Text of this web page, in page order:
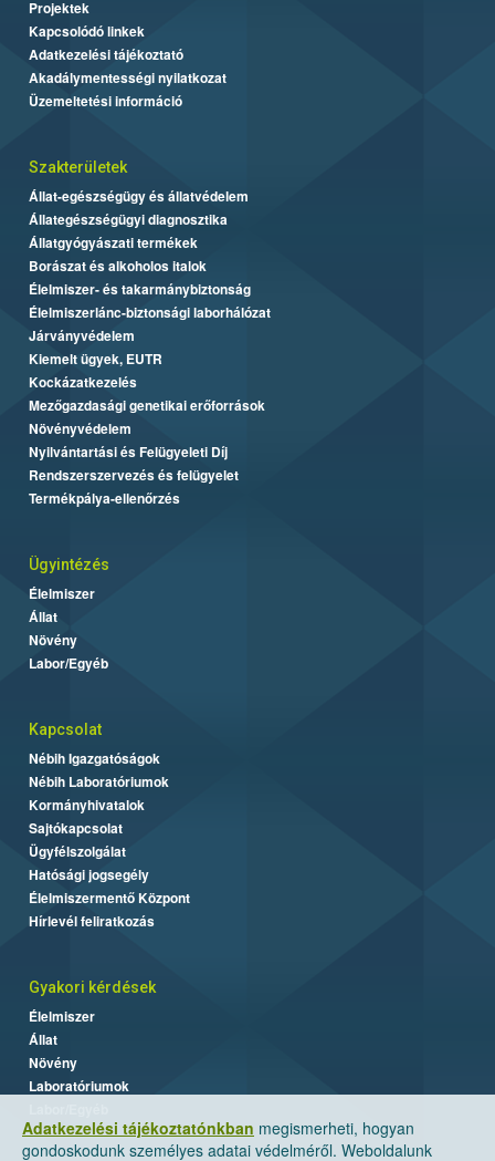
Adatkezelési tájékoztatónkban megismerheti, hogyan
gondoskodunk személyes adatai védelméről. Weboldalunk
Projektek
Kapcsolódó linkek
Adatkezelési tájékoztató
Akadálymentességi nyilatkozat
Üzemeltetési információ
Szakterületek
Állat-egészségügy és állatvédelem
Állategészségügyi diagnosztika
Állatgyógyászati termékek
Borászat és alkoholos italok
Élelmiszer- és takarmánybiztonság
Élelmiszerlánc-biztonsági laborhálózat
Járványvédelem
Kiemelt ügyek, EUTR
Kockázatkezelés
Mezőgazdasági genetikai erőforrások
Növényvédelem
Nyilvántartási és Felügyeleti Díj
Rendszerszervezés és felügyelet
Termékpálya-ellenőrzés
Ügyintézés
Élelmiszer
Állat
Növény
Labor/Egyéb
Kapcsolat
Nébih Igazgatóságok
Nébih Laboratóriumok
Kormányhivatalok
Sajtókapcsolat
Ügyfélszolgálat
Hatósági jogsegély
Élelmiszermentő Központ
Hírlevél feliratkozás
Gyakori kérdések
Élelmiszer
Állat
Növény
Laboratóriumok